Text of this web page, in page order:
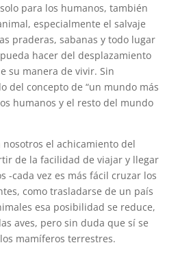
para los humanos, también
especialmente el salvaje
praderas, sabanas y todo lugar
hacer del desplazamiento
su manera de vivir. Sin
del concepto de “un mundo más
humanos y el resto del mundo
el achicamiento del
de la facilidad de viajar y llegar
-cada vez es más fácil cruzar los
como trasladarse de un país
esa posibilidad se reduce,
aves, pero sin duda que sí se
mamíferos terrestres.